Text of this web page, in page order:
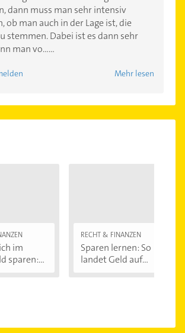
dann muss man sehr intensiv
ob man auch in der Lage ist, die
stemmen. Dabei ist es dann sehr
man vo......
Mehr lesen
im
sparen:...
RECHT & FINANZEN
Sparen lernen: So
landet Geld auf...